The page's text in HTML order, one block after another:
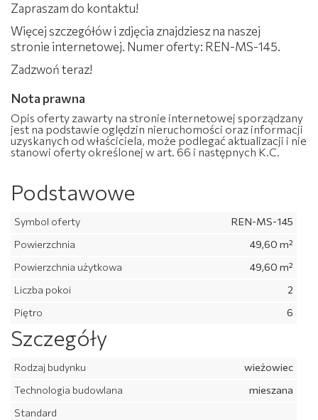
Zapraszam do kontaktu!
Więcej szczegółów i zdjęcia znajdziesz na naszej
stronie internetowej. Numer oferty: REN-MS-145.
Zadzwoń teraz!​​​​​
Nota prawna
Opis oferty zawarty na stronie internetowej sporządzany
jest na podstawie oględzin nieruchomości oraz informacji
uzyskanych od właściciela, może podlegać aktualizacji i nie
stanowi oferty określonej w art. 66 i następnych K.C.
Podstawowe
Symbol oferty
REN-MS-145
Powierzchnia
49,60 m²
Powierzchnia użytkowa
49,60 m²
Liczba pokoi
2
Piętro
6
Szczegóły
Rodzaj budynku
wieżowiec
Technologia budowlana
mieszana
Standard